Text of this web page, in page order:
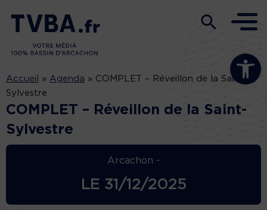
Ouvrir la
Accueil » Agenda » COMPLET – Réveillon de la Saint-
Sylvestre
COMPLET – Réveillon de la Saint-
Sylvestre
Arcachon -
LE 31/12/2025